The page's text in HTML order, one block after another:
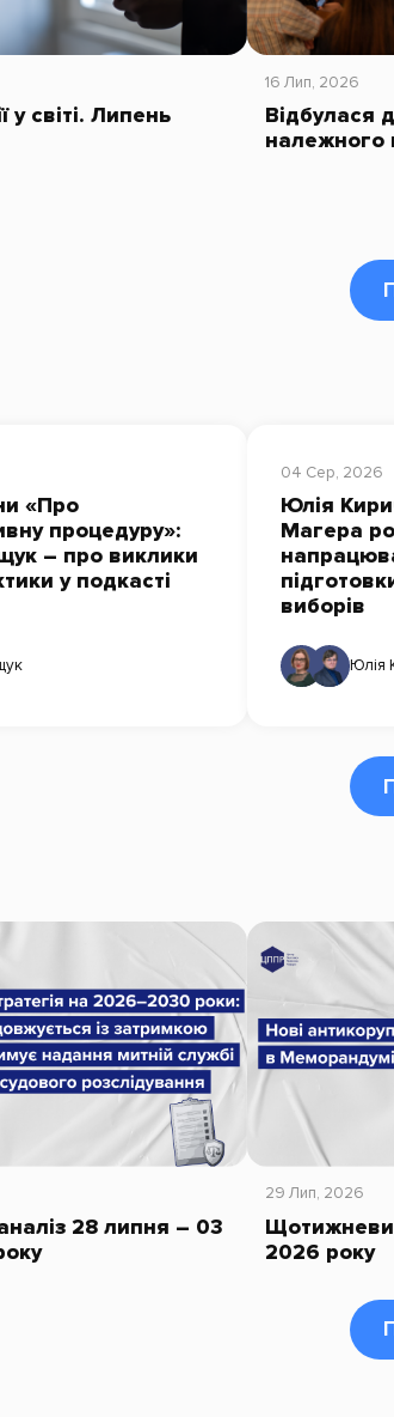
у світі. Липень
16 Лип, 2026
Відбулася
належного
«Про
процедуру»:
– про виклики
у подкасті
04 Сер, 2026
Юлія
Магера
виборів
Юлія
28 липня – 03
29 Лип, 2026
2026 року